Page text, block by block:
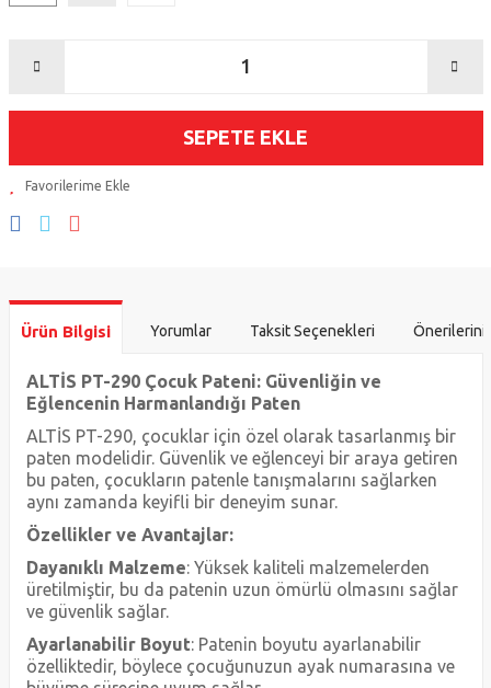
SEPETE EKLE
Ürün Bilgisi Yorumlar Taksit Seçenekleri
ALTİS PT-290 Çocuk Pateni: Güvenliğin ve
Eğlencenin Harmanlandığı Paten
ALTİS PT-290, çocuklar için özel olarak tasarlanmış bir
paten modelidir. Güvenlik ve eğlenceyi bir araya getiren
bu paten, çocukların patenle tanışmalarını sağlarken
aynı zamanda keyifli bir deneyim sunar.
Özellikler ve Avantajlar:
Dayanıklı Malzeme: Yüksek kaliteli malzemelerden
üretilmiştir, bu da patenin uzun ömürlü olmasını sağlar
ve güvenlik sağlar.
Ayarlanabilir Boyut: Patenin boyutu ayarlanabilir
özelliktedir, böylece çocuğunuzun ayak numarasına ve